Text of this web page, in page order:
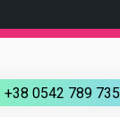
+38 0542 789 735